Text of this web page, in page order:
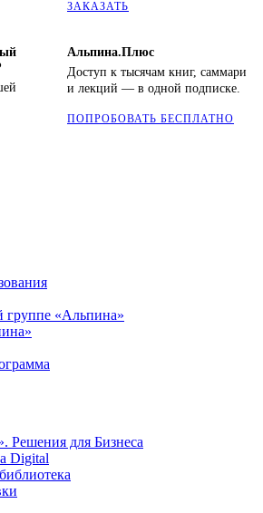
ЗАКАЗАТЬ
Альпина.Плюс
Доступ к тысячам книг, саммари
и лекций — в одной подписке.
ПОПРОБОВАТЬ БЕСПЛАТНО
группе «Альпина»
Решения для Бизнеса
Digital